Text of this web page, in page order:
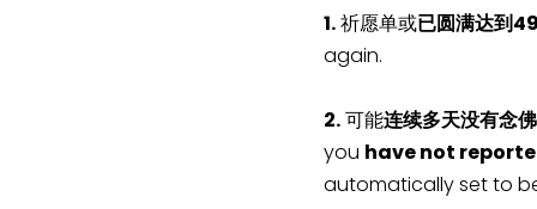
1.祈愿单或已圆满达到
again.
2.可能连续多天没有念
you have not
automatically set to